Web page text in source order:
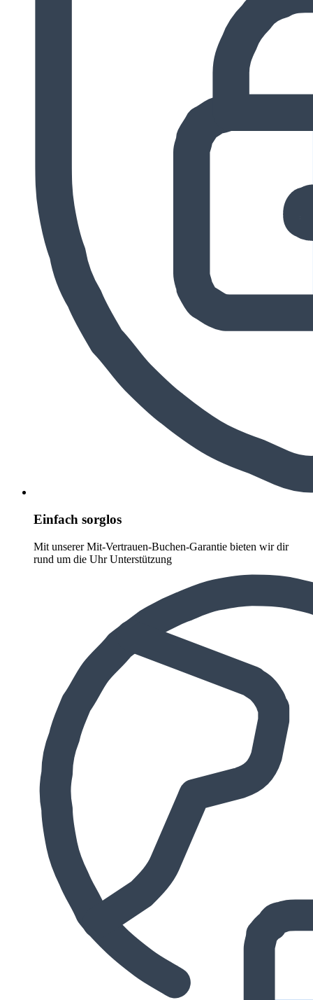
Einfach sorglos
Mit unserer Mit-Vertrauen-Buchen-Garantie bieten wir dir
rund um die Uhr Unterstützung